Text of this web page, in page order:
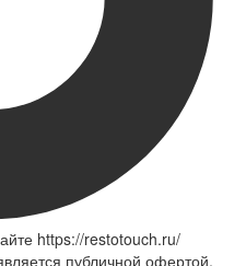
https://restotouch.ru/
публичной офертой,